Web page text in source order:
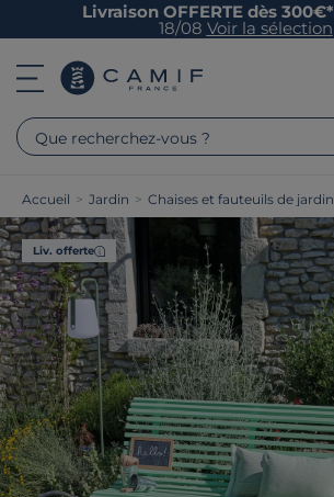
Livraison OFFERTE dès 300€*
18/08 Voir la sélection
Que recherchez-vous ?
Accueil > Jardin > Chaises et fauteuils de jardin
Liv. offerte